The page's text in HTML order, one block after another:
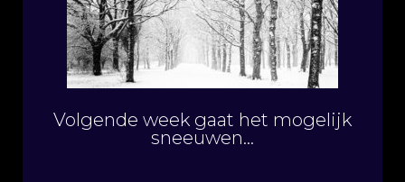
Volgende week gaat het mogelijk
sneeuwen…